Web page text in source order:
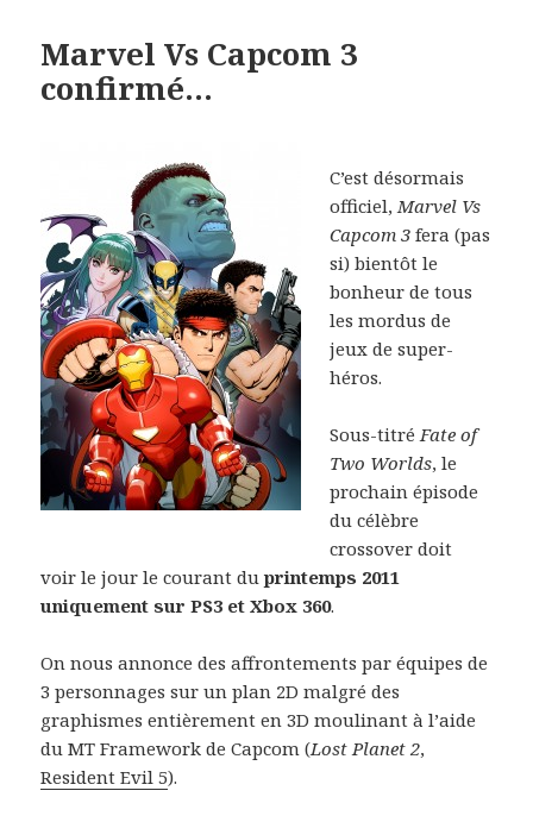
Marvel Vs Capcom 3
confirmé…
C’est désormais
officiel, Marvel Vs
Capcom 3 fera (pas
si) bientôt le
bonheur de tous
les mordus de
jeux de super-
héros.
Sous-titré Fate of
Two Worlds, le
prochain épisode
du célèbre
crossover doit
voir le jour le courant duprintemps 2011
uniquement sur PS3 et Xbox 360.
On nous annonce des affrontements par équipes de
3 personnages sur un plan 2D malgré des
graphismes entièrement en 3D moulinant à l’aide
du MT Framework de Capcom (Lost Planet 2,
Resident Evil 5).